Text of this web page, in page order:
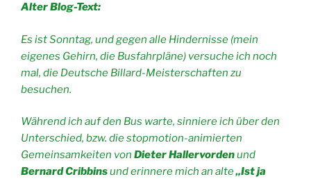
Alter Blog-Text:
Es ist Sonntag, und gegen alle Hindernisse (mein
eigenes Gehirn, die Busfahrpläne) versuche ich noch
mal, die Deutsche Billard-Meisterschaften zu
besuchen.
Während ich auf den Bus warte, sinniere ich über den
Unterschied, bzw. die stopmotion-animierten
Gemeinsamkeiten von Dieter Hallervordenund
Bernard Cribbinsund erinnere mich an alte„Ist ja